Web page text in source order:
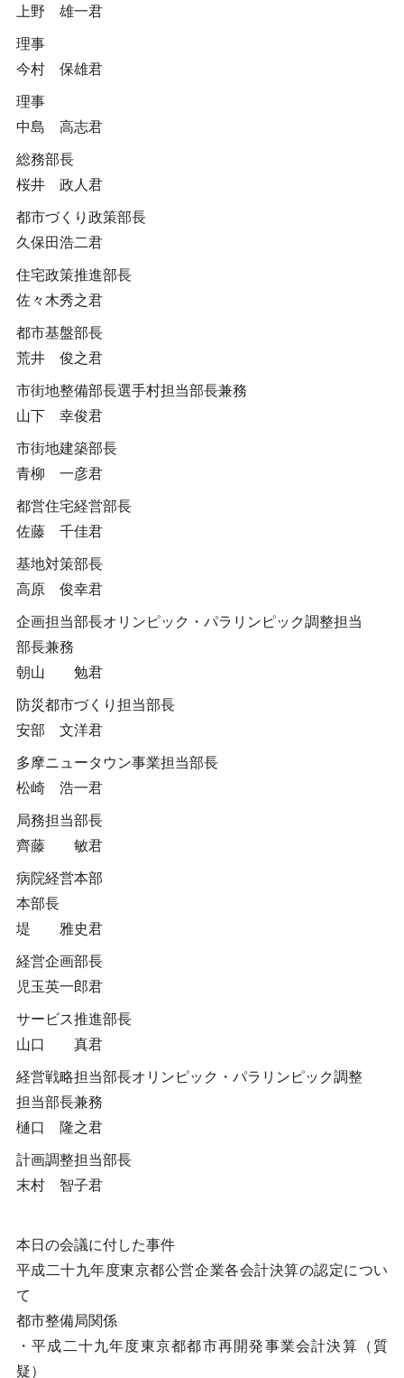
上野 雄一君
理事
今村 保雄君
理事
中島 高志君
総務部長
桜井 政人君
都市づくり政策部長
久保田浩二君
住宅政策推進部長
佐々木秀之君
都市基盤部長
荒井 俊之君
市街地整備部長選手村担当部長兼務
山下 幸俊君
市街地建築部長
青柳 一彦君
都営住宅経営部長
佐藤 千佳君
基地対策部長
高原 俊幸君
企画担当部長オリンピック・パラリンピック調整担当
部長兼務
朝山 勉君
防災都市づくり担当部長
安部 文洋君
多摩ニュータウン事業担当部長
松崎 浩一君
局務担当部長
齊藤 敏君
病院経営本部
本部長
堤 雅史君
経営企画部長
児玉英一郎君
サービス推進部長
山口 真君
経営戦略担当部長オリンピック・パラリンピック調整
担当部長兼務
樋口 隆之君
計画調整担当部長
末村 智子君
本日の会議に付した事件
平成二十九年度東京都公営企業各会計決算の認定につい
て
都市整備局関係
・平成二十九年度東京都都市再開発事業会計決算（質
疑）